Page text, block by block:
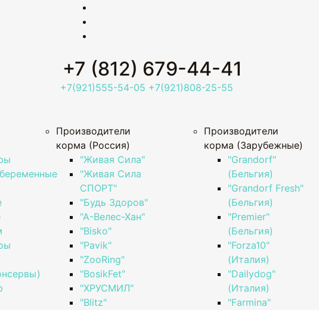
+7 (812) 679-44-41
+7(921)555-54-05 +7(921)808-25-55
Производители
корма (Россия)
"Живая Сила"
"Живая Сила
СПОРТ"
"Будь Здоров"
"А-Велес-Хан"
"Bisko"
"Pavik"
"ZooRing"
"BosikFet"
"ХРУСМИЛ"
"Blitz"
Производители
корма (Зарубежные)
"Grandorf"
(Бельгия)
"Grandorf Fresh"
(Бельгия)
"Premier"
(Бельгия)
"Forza10"
(Италия)
"Dailydog"
(Италия)
"Farmina"